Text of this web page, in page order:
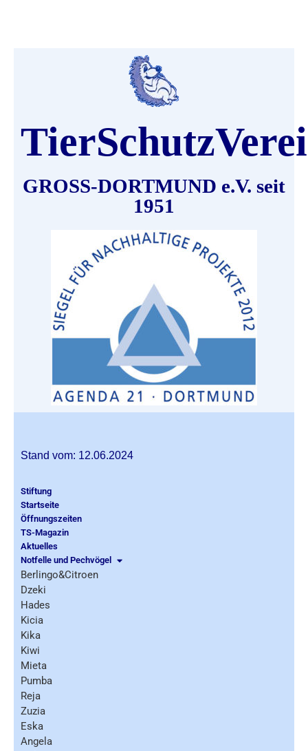
GROSS-DORTMUND e.V. seit
1951
Stand vom: 12.06.2024
Stiftung
Startseite
Öffnungszeiten
TS-Magazin
Aktuelles
Notfelle und Pechvögel
Berlingo&Citroen
Dzeki
Hades
Kicia
Kika
Kiwi
Mieta
Pumba
Reja
Zuzia
Eska
Angela